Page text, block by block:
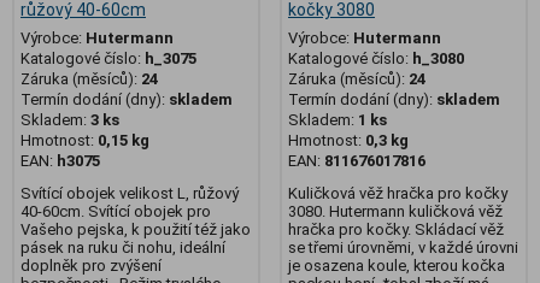
růžový 40-60cm
Výrobce: Hutermann
Katalogové číslo: h_3075
Záruka (měsíců): 24
Termín dodání (dny): skladem
Skladem: 3 ks
Hmotnost: 0,15 kg
EAN: h3075
Svítící obojek velikost L, růžový
40-60cm. Svítící obojek pro
Vašeho pejska, k použití též jako
pásek na ruku či nohu, ideální
doplněk pro zvýšení
kočky 3080
Výrobce: Hutermann
Katalogové číslo: h_3080
Záruka (měsíců): 24
Termín dodání (dny): skladem
Skladem: 1 ks
Hmotnost: 0,3 kg
EAN: 811676017816
Kuličková věž hračka pro kočky
3080. Hutermann kuličková věž
hračka pro kočky. Skládací věž
se třemi úrovněmi, v každé úrovni
je osazena koule, kterou kočka